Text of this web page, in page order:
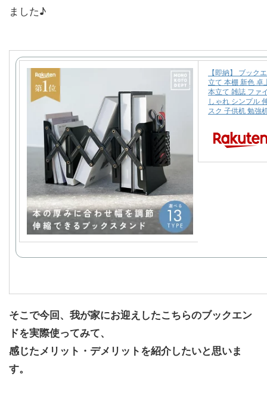
ました♪
【即納】 ブック
立て 本棚 新色 卓
本立て 雑誌 ファ
しゃれ シンプル
スク 子供机 勉強
そこで今回、我が家にお迎えしたこちらのブックエン
ドを実際使ってみて、
感じたメリット・デメリットを紹介したいと思いま
す。